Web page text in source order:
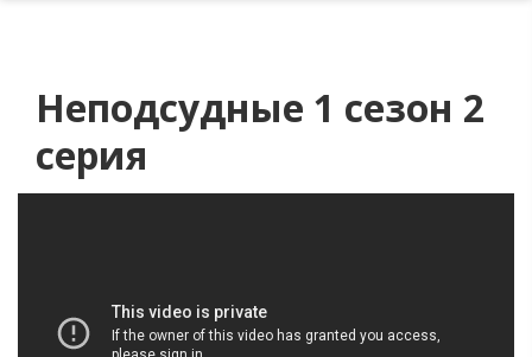
Неподсудные 1 сезон 2
серия